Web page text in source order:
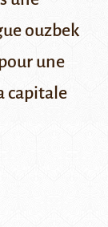
ouzbek
une
capitale